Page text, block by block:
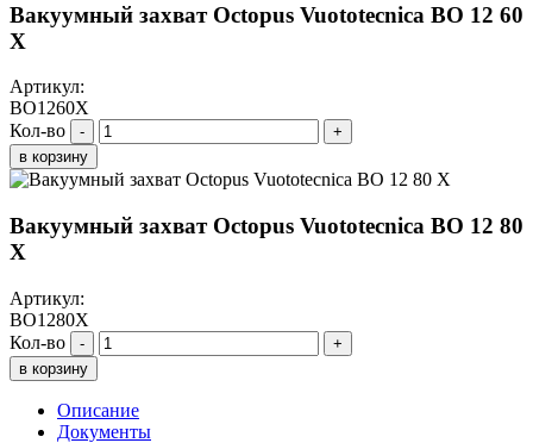
Вакуумный захват Octopus Vuototecnica BO 12 60
X
Артикул:
BO1260X
Кол-во
-
+
в корзину
Вакуумный захват Octopus Vuototecnica BO 12 80
X
Артикул:
BO1280X
Кол-во
-
+
в корзину
Описание
Документы